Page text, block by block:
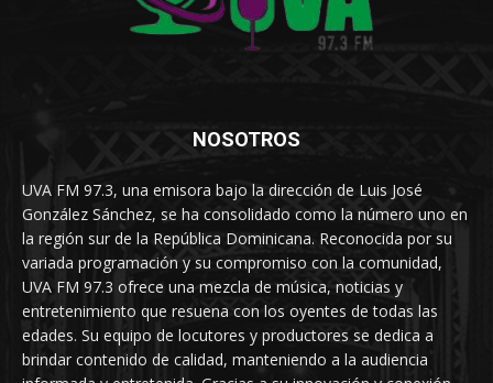
NOSOTROS
UVA FM 97.3, una emisora bajo la dirección de Luis José
González Sánchez, se ha consolidado como la número uno en
la región sur de la República Dominicana. Reconocida por su
variada programación y su compromiso con la comunidad,
UVA FM 97.3 ofrece una mezcla de música, noticias y
entretenimiento que resuena con los oyentes de todas las
edades. Su equipo de locutores y productores se dedica a
brindar contenido de calidad, manteniendo a la audiencia